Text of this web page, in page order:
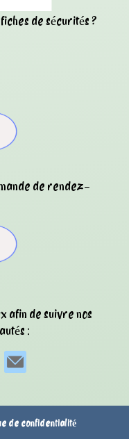
de sécurités ?
de rendez-
afin de suivre nos
:
de confidentialité